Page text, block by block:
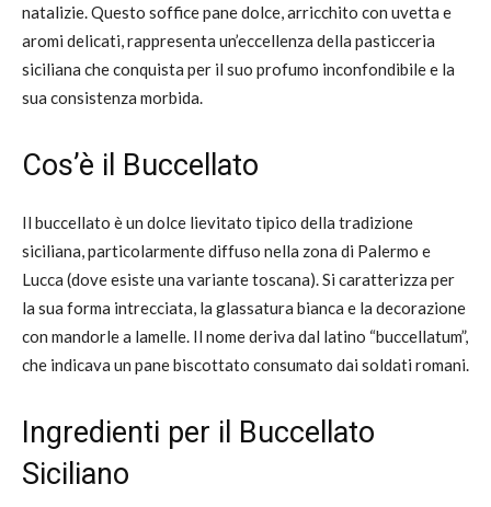
natalizie. Questo soffice pane dolce, arricchito con uvetta e
aromi delicati, rappresenta un’eccellenza della pasticceria
siciliana che conquista per il suo profumo inconfondibile e la
sua consistenza morbida.
Cos’è il Buccellato
Il buccellato è un dolce lievitato tipico della tradizione
siciliana, particolarmente diffuso nella zona di Palermo e
Lucca (dove esiste una variante toscana). Si caratterizza per
la sua forma intrecciata, la glassatura bianca e la decorazione
con mandorle a lamelle. Il nome deriva dal latino “buccellatum”,
che indicava un pane biscottato consumato dai soldati romani.
Ingredienti per il Buccellato
Siciliano